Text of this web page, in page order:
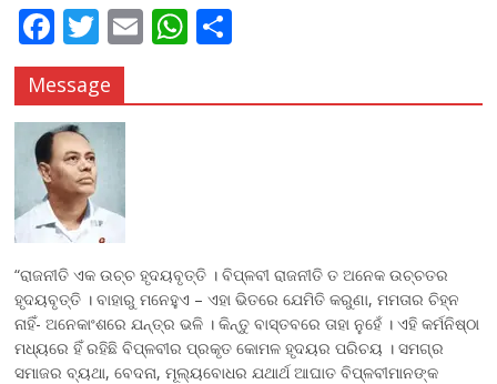
F
ac
e
b
o
o
k
T
w
itt
er
E
ai
W
at ar
Message
“ରାଜନୀତି ଏକ ଉଚ୍ଚ ହୃଦୟବୃତ୍ତି । ବିପ୍ଳବୀ ରାଜନୀତି ତ ଅନେକ ଉଚ୍ଚତର
ହୃଦୟବୃତ୍ତି । ବାହାରୁ ମନେହୁଏ – ଏହା ଭିତରେ ଯେମିତି କରୁଣା, ମମତାର ଚିହ୍ନ
ନାହିଁ- ଅନେକାଂଶରେ ଯନ୍ତ୍ର ଭଳି । କିନ୍ତୁ ବାସ୍ତବରେ ତାହା ନୁହେଁ । ଏହି କର୍ମନିଷ୍ଠା
ମଧ୍ୟରେ ହିଁ ରହିଛି ବିପ୍ଳବୀର ପ୍ରକୃତ କୋମଳ ହୃଦୟର ପରିଚୟ । ସମଗ୍ର
ସମାଜର ବ୍ୟଥା, ବେଦନା, ମୂଲ୍ୟବୋଧର ଯଥାର୍ଥ ଆଘାତ ବିପ୍ଳବୀମାନଙ୍କ